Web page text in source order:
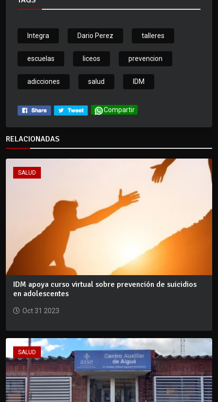
Integra Dario Perez talleres
escuelas liceos prevencion
adicciones salud IDM
Compartir
RELACIONADAS
SALUD
IDM apoya curso virtual sobre prevención de suicidios
en adolescentes
Oct 31 2023
SALUD